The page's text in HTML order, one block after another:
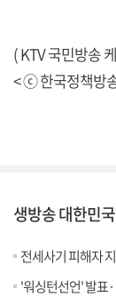
( KTV 국민방송
< ⓒ 한국정책방
생방송 대한민
전세사기 피해자
'워싱턴선언' 발표